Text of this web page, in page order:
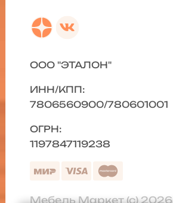
ООО "ЭТАЛОН"
ИНН/КПП:
7806560900/780601001
ОГРН:
1197847119238
Мебель Маркет (с) 2026